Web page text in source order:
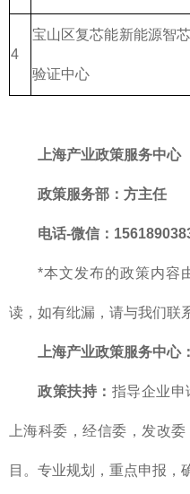
4
宝山区复芯能新能源智
验证中心
上海产业政策服务中心
政策服务部 ：方主任
电话-微信：
*本文发布的政策内容
读，如有纰漏，请与我们联
上海产业政策服务中心：
政策扶持： 指导企业申
上海科委，经信委，发改
目。专业规划，重点申报，